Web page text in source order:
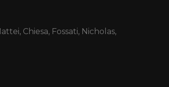
Chiesa, Fossati, Nicholas,